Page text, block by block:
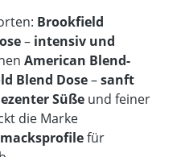
Brookfield
– intensiv und
American Blend-
Blend Dose–sanft
Süße und feiner
die Marke
für